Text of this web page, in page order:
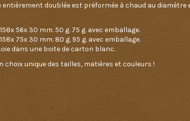
entièrement doublée est préformée à chaud au
56x 30 mm. 50 g. 75 g. avec emballage.
75x 30 mm. 80 g. 95 g. avec emballage.
dans une boite de carton blanc.
choix unique des tailles, matières et couleurs !